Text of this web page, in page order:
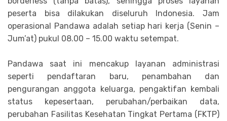
peserta bisa dilakukan diseluruh Indonesia. Jam
operasional Pandawa adalah setiap hari kerja (Senin –
Jum’at) pukul 08.00 – 15.00 waktu setempat.
Pandawa saat ini mencakup layanan administrasi
seperti pendaftaran baru, penambahan dan
pengurangan anggota keluarga, pengaktifan kembali
status kepesertaan, perubahan/perbaikan data,
perubahan Fasilitas Kesehatan Tingkat Pertama (FKTP)